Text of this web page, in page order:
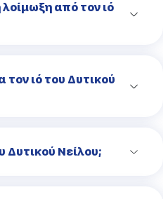
από τον ιό
τον ιό του Δυτικού
Δυτικού Νείλου;